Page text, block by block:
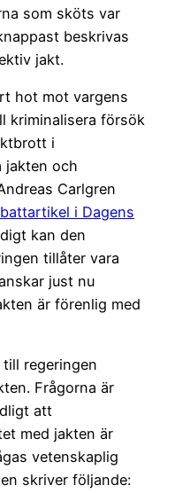
som sköts var
beskrivas
jakt.
hot mot vargens
kriminalisera försök
i
jakten och
Carlgren
i Dagens
kan den
tillåter vara
just nu
är förenlig med
regeringen
Frågorna är
att
med jakten är
vetenskaplig
skriver följande: